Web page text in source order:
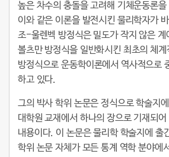
높은 차수의 충돌을 고려해 기체운동론을
이와 같은 이론을 발전시킨 물리학자가
조-울렌벡 방정식은 밀도가 작지 않은 계
볼츠만 방정식을 일반화시킨 최초의 체
방정식으로 운동학이론에서 역사적으로
하고 있다.
그의 박사 학위 논문은 정식으로 학술지
대학원 교재에서 하나의 장으로 기재되
내용이다. 이 논문은 물리학 학술지에 출
학위 논문 자체가 모든 통계 역학 분야에